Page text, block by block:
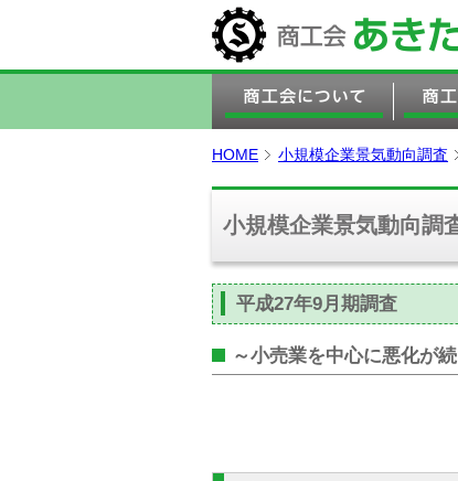
HOME 小規模企業景気動向調査
小規模企業景気動向調
平成27年9月期調査
～小売業を中心に悪化が